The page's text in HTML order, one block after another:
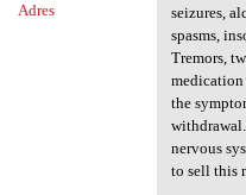
Adres
seizures,
spasms,
Tremors,
the
nervous
to sell this